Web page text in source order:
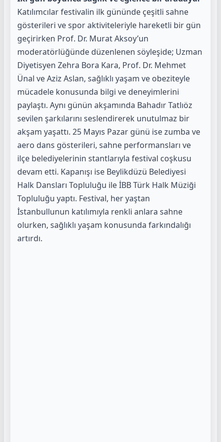
Katılımcılar festivalin ilk gününde çeşitli sahne
gösterileri ve spor aktiviteleriyle hareketli bir gün
geçirirken Prof. Dr. Murat Aksoy’un
moderatörlüğünde düzenlenen söyleşide; Uzman
Diyetisyen Zehra Bora Kara, Prof. Dr. Mehmet
Ünal ve Aziz Aslan, sağlıklı yaşam ve obeziteyle
mücadele konusunda bilgi ve deneyimlerini
paylaştı. Aynı günün akşamında Bahadır Tatlıöz
sevilen şarkılarını seslendirerek unutulmaz bir
akşam yaşattı. 25 Mayıs Pazar günü ise zumba ve
aero dans gösterileri, sahne performansları ve
ilçe belediyelerinin stantlarıyla festival coşkusu
devam etti. Kapanışı ise Beylikdüzü Belediyesi
Halk Dansları Topluluğu ile İBB Türk Halk Müziği
Topluluğu yaptı. Festival, her yaştan
İstanbullunun katılımıyla renkli anlara sahne
olurken, sağlıklı yaşam konusunda farkındalığı
artırdı.